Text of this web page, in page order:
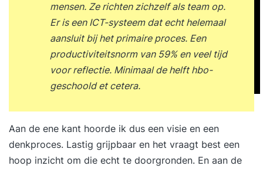
mensen. Ze richten zichzelf als team op.
Er is een ICT-systeem dat echt helemaal
aansluit bij het primaire proces. Een
productiviteitsnorm van 59% en veel tijd
voor reflectie. Minimaal de helft hbo-
geschoold et cetera.
Aan de ene kant hoorde ik dus een visie en een
denkproces. Lastig grijpbaar en het vraagt best een
hoop inzicht om die echt te doorgronden. En aan de